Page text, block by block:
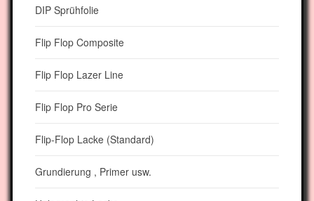
DIP Sprühfolie
Flip Flop Composite
Flip Flop Lazer Line
Flip Flop Pro Serie
Flip-Flop Lacke (Standard)
Grundierung , Primer usw.